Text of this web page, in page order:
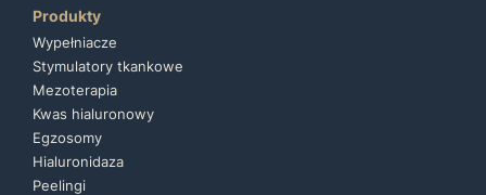
Produkty
Wypełniacze
Stymulatory tkankowe
Mezoterapia
Kwas hialuronowy
Egzosomy
Hialuronidaza
Peelingi